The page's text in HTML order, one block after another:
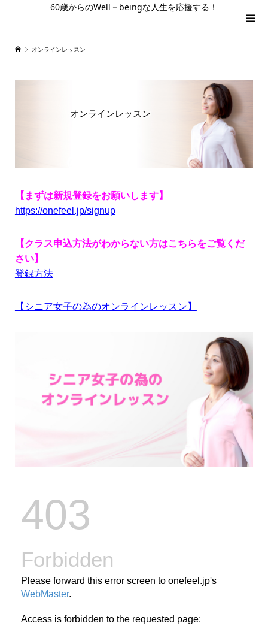
60歳からのWell－beingな人生を応援する！
オンラインレッスン
オンラインレッスン
【まずは新規登録をお願いします】
https://onefeel.jp/signup
【クラス申込方法がわからない方はこちらをご覧くだ
さい】
登録方法
【シニア女子の為のオンラインレッスン】